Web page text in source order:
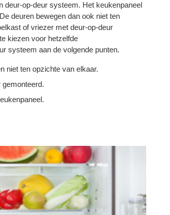
deur-op-deur systeem. Het keukenpaneel
deuren bewegen dan ook niet ten
of vriezer met deur-op-deur
kiezen voor hetzelfde
systeem aan de volgende punten.
niet ten opzichte van elkaar.